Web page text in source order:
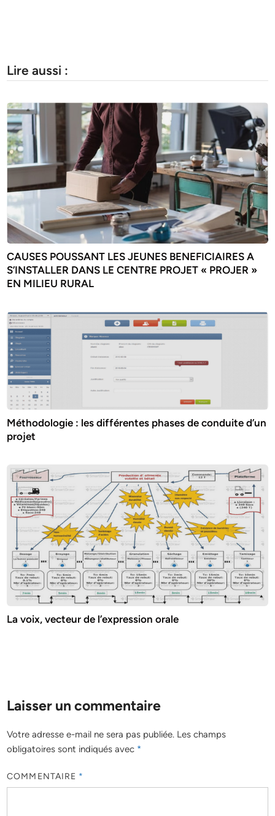
Lire aussi :
CAUSES POUSSANT LES JEUNES BENEFICIAIRES A
S’INSTALLER DANS LE CENTRE PROJET « PROJER »
EN MILIEU RURAL
Méthodologie : les différentes phases de conduite d’un
projet
La voix, vecteur de l’expression orale
Laisser un commentaire
Votre adresse e-mail ne sera pas publiée. Les champs
obligatoires sont indiqués avec *
COMMENTAIRE *